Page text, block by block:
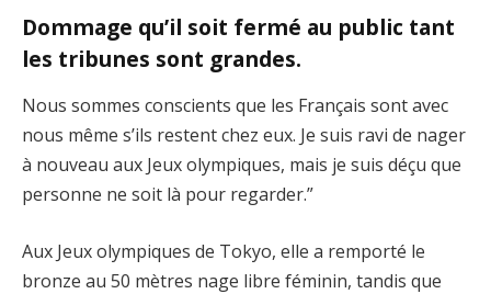
Dommage qu’il soit fermé au public tant
les tribunes sont grandes.
Nous sommes conscients que les Français sont avec
nous même s’ils restent chez eux. Je suis ravi de nager
à nouveau aux Jeux olympiques, mais je suis déçu que
personne ne soit là pour regarder.”
Aux Jeux olympiques de Tokyo, elle a remporté le
bronze au 50 mètres nage libre féminin, tandis que